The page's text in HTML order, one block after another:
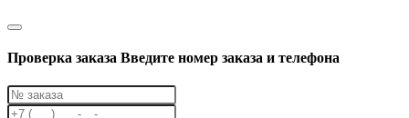
Проверка заказа Введите номер заказа и телефона